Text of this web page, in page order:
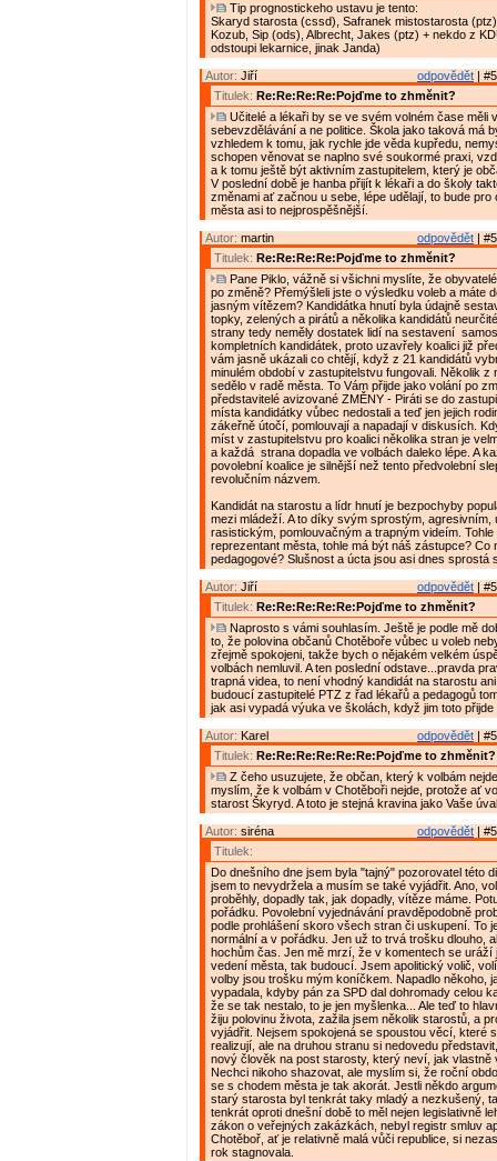
Tip prognostickeho ustavu je tento:
Skaryd starosta (cssd), Safranek mistostarosta
Kozub, Sip (ods), Albrecht, Jakes (ptz) + nekdo z
odstoupi lekarnice, jinak Janda)
odpovědět |
Autor: Jiří
Titulek: Re:Re:Re:Re:Pojďme to zhměnit?
Učitelé a lékaři by se ve svém volném čase měli
sebevzdělávání a ne politice. Škola jako taková má
vzhledem k tomu, jak rychle jde věda kupředu,
schopen věnovat se naplno své soukormé praxi,
a k tomu ještě být aktivním zastupitelem, který je
V poslední době je hanba přijít k lékaři a do školy
změnami ať začnou u sebe, lépe udělají, to bude pro
města asi to nejprospěšnější.
odpovědět |
Autor: martin
Titulek: Re:Re:Re:Re:Pojďme to zhměnit?
Pane Piklo, vážně si všichni myslíte, že
po změně? Přemýšleli jste o výsledku voleb a máte
jasným vítězem? Kandidátka hnutí byla údajně
topky, zelených a pirátů a několika kandidátů
strany tedy neměly dostatek lidí na sestavení
kompletních kandidátek, proto uzavřely koalici již
vám jasně ukázali co chtějí, když z 21 kandidátů
minulém období v zastupitelstvu fungovali. Několik z
sedělo v radě města. To Vám přijde jako volání po
představitelé avizované ZMĚNY - Piráti se do
místa kandidátky vůbec nedostali a teď jen jejich
zákeřně útočí, pomlouvají a napadají v diskusích.
míst v zastupitelstvu pro koalici několika stran je
a každá strana dopadla ve volbách daleko lépe. A
povolební koalice je silnější než tento předvolební
revolučním názvem.
Kandidát na starostu a lídr hnutí je bezpochyby
mezi mládeží. A to díky svým sprostým, agresivním,
rasistickým, pomlouvačným a trapným videím. Tohle
reprezentant města, tohle má být náš zástupce? Co
pedagogové? Slušnost a úcta jsou asi dnes sprostá
odpovědět |
Autor: Jiří
Titulek: Re:Re:Re:Re:Re:Pojďme to zhměnit?
Naprosto s vámi souhlasím. Ještě je podle mě
to, že polovina občanů Chotěboře vůbec u voleb
zřejmě spokojeni, takže bych o nějakém velkém
volbách nemluvil. A ten poslední odstave...pravda
trapná videa, to není vhodný kandidát na starostu
budoucí zastupitelé PTZ z řad lékařů a pedagogů
jak asi vypadá výuka ve školách, když jim toto
odpovědět |
Autor: Karel
Titulek: Re:Re:Re:Re:Re:Re:Pojďme to zhměnit?
Z čeho usuzujete, že občan, který k volbám
myslím, že k volbám v Chotěboři nejde, protože ať
starost Škyryd. A toto je stejná kravina jako Vaše
odpovědět |
Autor: siréna
Titulek:
Do dnešního dne jsem byla "tajný" pozorovatel této
jsem to nevydržela a musím se také vyjádřit. Ano,
proběhly, dopadly tak, jak dopadly, vítěze máme.
pořádku. Povolební vyjednávání pravděpodobně
podle prohlášení skoro všech stran či uskupení. To
normální a v pořádku. Jen už to trvá trošku dlouho,
hochům čas. Jen mě mrzí, že v komentech se uráží
vedení města, tak budoucí. Jsem apolitický volič,
volby jsou trošku mým koníčkem. Napadlo někoho,
vypadala, kdyby pán za SPD dal dohromady celou
že se tak nestalo, to je jen myšlenka... Ale teď to
žiju polovinu života, zažila jsem několik starostů, a
vyjádřit. Nejsem spokojená se spoustou věcí, které
realizují, ale na druhou stranu si nedovedu
nový člověk na post starosty, který neví, jak vlastně
Nechci nikoho shazovat, ale myslím si, že roční
se s chodem města je tak akorát. Jestli někdo
starý starosta byl tenkrát taky mladý a nezkušený,
tenkrát oproti dnešní době to měl nejen legislativně
zákon o veřejných zakázkách, nebyl registr smluv
Chotěboř, ať je relativně malá vůči republice, si
rok stagnovala.